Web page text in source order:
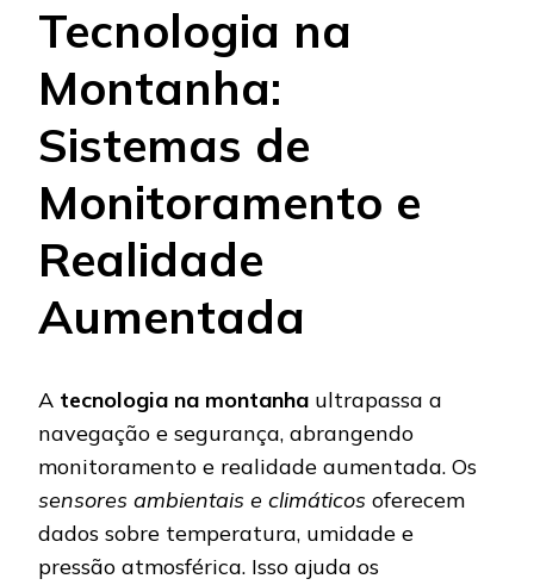
Tecnologia na
Montanha:
Sistemas de
Monitoramento e
Realidade
Aumentada
A tecnologia na montanha ultrapassa a
navegação e segurança, abrangendo
monitoramento e realidade aumentada. Os
sensores ambientais e climáticos oferecem
dados sobre temperatura, umidade e
pressão atmosférica. Isso ajuda os